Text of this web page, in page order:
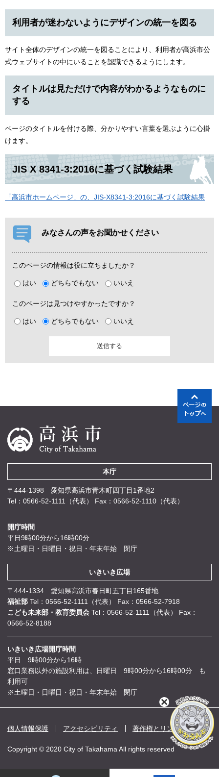
利用者が迷わないようにデザインの統一を図る
サイト全体のデザインの統一を図ることにより、利用者が高浜市公
式ウェブサイトの中にいることを認識できるようにします。
タイトルは見ただけで内容がわかるようなものに
する
ページのタイトルを付ける際、分かりやすい言葉を選ぶように心掛
けます。
JIS X 8341-3:2016に基づく試験結果
「高浜市ホームページ」の、JIS-X8341-3:2016に基づく試験結果
みなさんの声をお聞かせください
このページの情報は役に立ちましたか？
はい どちらでもない いいえ
このページは見つけやすかったですか？
はい どちらでもない いいえ
本庁
〒444-1398 愛知県高浜市青木町四丁目1番地2
Tel：0566-52-1111（代表）
Fax：0566-52-1110（代表）
開庁時間
平日9時00分から16時00分
※土曜日・日曜日・祝日・年末年始 閉庁
いきいき広場
〒444-1334 愛知県高浜市春日町五丁目165番地
福祉部 Tel：0566-52-1111（代表）
Fax：0566-52-7918
こども未来部・教育委員会 Tel：0566-52-1111（代表）
Fax：
0566-52-8188
いきいき広場開庁時間
平日 9時00分から16時
窓口業務以外の施設利用は、日曜日 9時00分から16時00分 も
利用可
※土曜日・日曜日・祝日・年末年始 閉庁
個人情報保護 アクセシビリティ 著作権とリンク
Copyright © 2020 City of Takahama All rights reserved
閉